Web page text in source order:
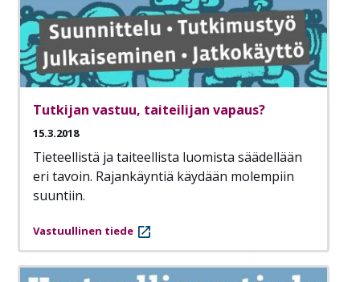
Tutkijan vastuu, taiteilijan vapaus?
15.3.2018
Tieteellistä ja taiteellista luomista säädellään
eri tavoin. Rajankäyntiä käydään molempiin
suuntiin.
Vastuullinen tiede